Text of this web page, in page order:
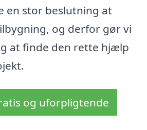
en stor beslutning at
og derfor gør vi
at finde den rette hjælp
og uforpligtende